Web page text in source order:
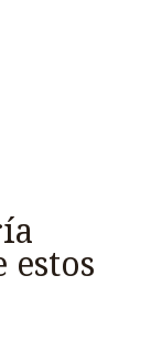
estos